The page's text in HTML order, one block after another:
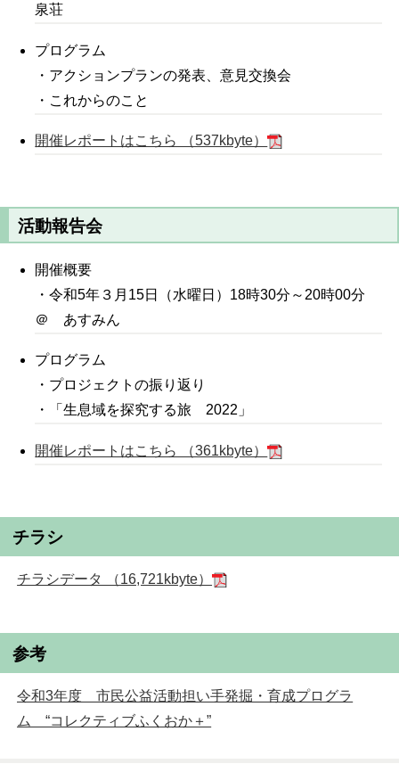
泉荘
プログラム
・アクションプランの発表、意見交換会
・これからのこと
開催レポートはこちら （537kbyte）
活動報告会
開催概要
・令和5年３月15日（水曜日）18時30分～20時00分
＠ あすみん
プログラム
・プロジェクトの振り返り
・「生息域を探究する旅 2022」
開催レポートはこちら （361kbyte）
チラシ
チラシデータ （16,721kbyte）
参考
令和3年度 市民公益活動担い手発掘・育成プログラ
ム “コレクティブふくおか＋”